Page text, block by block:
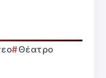
Θέατρο